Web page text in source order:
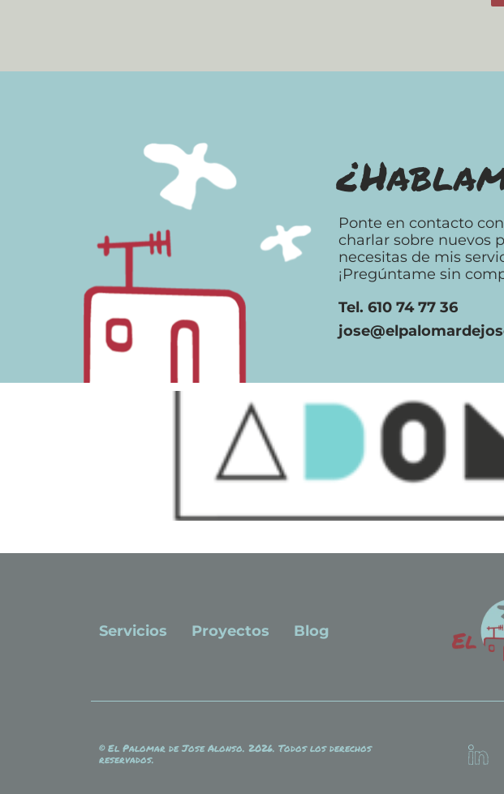
Ponte en contacto
charlar sobre nuevos
necesitas de mis
¡Pregúntame sin
Tel. 610 74 77 36
Servicios Proyectos Blog
© El Palomar de Jose Alonso. 2026. Todos los derechos
reservados.